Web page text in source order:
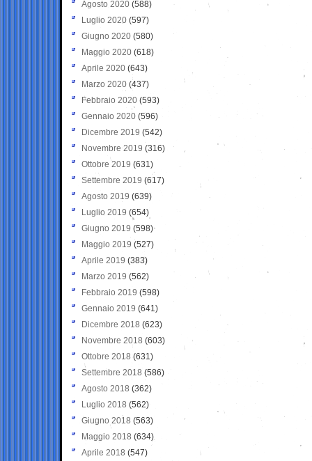
Agosto 2020 (588)
Luglio 2020 (597)
Giugno 2020 (580)
Maggio 2020 (618)
Aprile 2020 (643)
Marzo 2020 (437)
Febbraio 2020 (593)
Gennaio 2020 (596)
Dicembre 2019 (542)
Novembre 2019 (316)
Ottobre 2019 (631)
Settembre 2019 (617)
Agosto 2019 (639)
Luglio 2019 (654)
Giugno 2019 (598)
Maggio 2019 (527)
Aprile 2019 (383)
Marzo 2019 (562)
Febbraio 2019 (598)
Gennaio 2019 (641)
Dicembre 2018 (623)
Novembre 2018 (603)
Ottobre 2018 (631)
Settembre 2018 (586)
Agosto 2018 (362)
Luglio 2018 (562)
Giugno 2018 (563)
Maggio 2018 (634)
Aprile 2018 (547)